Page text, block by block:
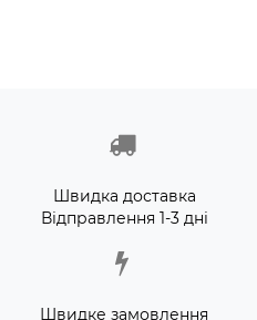
Швидка доставка
Відправлення 1-3 дні
Швидке замовлення